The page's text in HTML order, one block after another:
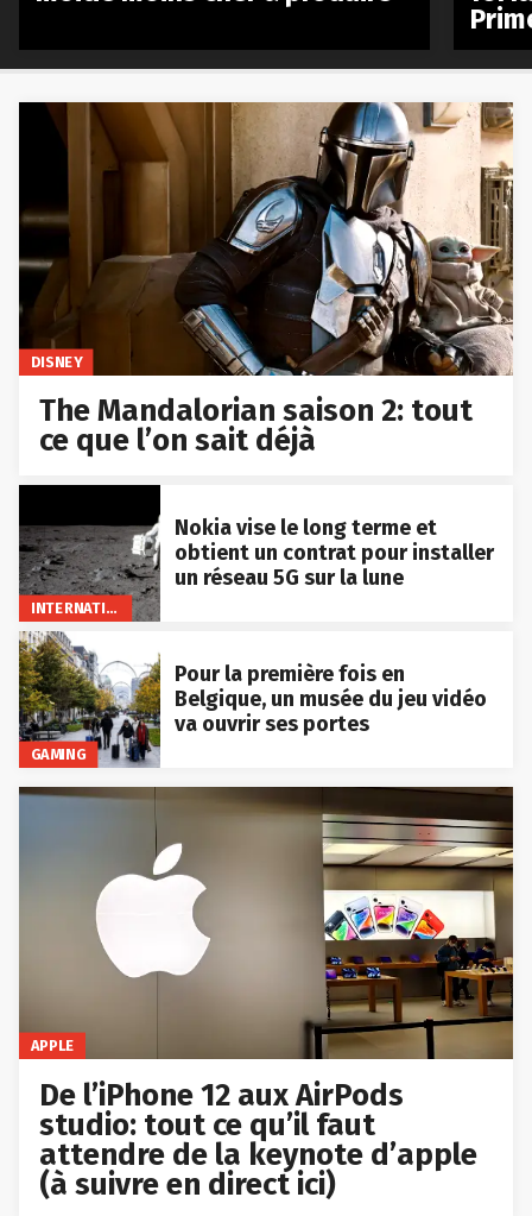
DISNEY
The Mandalorian saison 2: tout
ce que l’on sait déjà
INTERNATIONAL
Nokia vise le long terme et
obtient un contrat pour installer
un réseau 5G sur la lune
GAMING
Pour la première fois en
Belgique, un musée du jeu vidéo
va ouvrir ses portes
APPLE
De l’iPhone 12 aux AirPods
studio: tout ce qu’il faut
attendre de la keynote d’apple
(à suivre en direct ici)